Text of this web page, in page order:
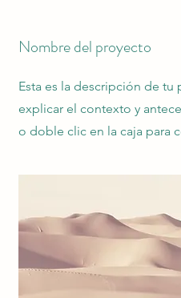
Nombre del proyecto
Esta es la descripción de
explicar el contexto y
o doble clic en la caja para